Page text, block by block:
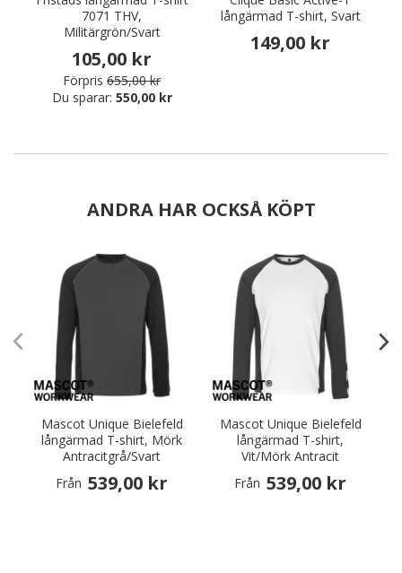
7071 THV,
Militärgrön/Svart
105,00 kr
Förpris 655,00 kr
Du sparar: 550,00 kr
långärmad T-shirt, Svart
149,00 kr
ANDRA HAR OCKSÅ KÖPT
Mascot Unique Bielefeld
långärmad T-shirt, Mörk
Antracitgrå/Svart
Från 539,00 kr
Mascot Unique Bielefeld
långärmad T-shirt,
Vit/Mörk Antracit
Från 539,00 kr